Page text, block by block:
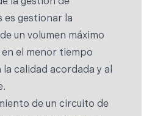
es gestionar la
un volumen máximo
en el menor tiempo
calidad acordada y al
de un circuito de